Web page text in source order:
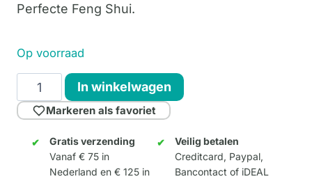
Perfecte Feng Shui.
Op voorraad
Simply
Yellow
Sitting
10cm
aantal
In winkelwagen
Markeren als favoriet
Gratis verzending
Vanaf € 75 in
Nederland en € 125 in
Veilig betalen
Creditcard, Paypal,
Bancontact of iDEAL